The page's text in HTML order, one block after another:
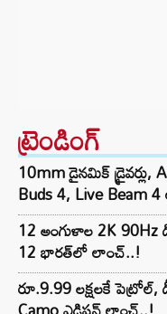
ట్రెండింగ్‌
10mm డైనమిక్
Buds 4, Live Beam
12 అంగుళాల 2K 90Hz
12 భారత్‌లో లాంచ్..!
రూ.9.99 లక్షలకే పెట్రోల్,